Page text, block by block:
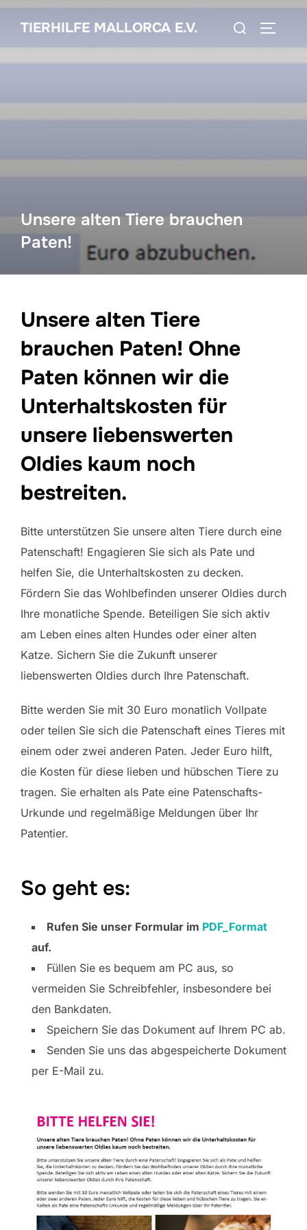
Inhalt
springen
TIERHILFE MALLORCA E.V.
Suchen
Unsere alten Tiere brauchen
Paten!
Unsere alten Tiere
brauchen Paten! Ohne
Paten können wir die
Unterhaltskosten für
unsere liebenswerten
Oldies kaum noch
bestreiten.
Bitte unterstützen Sie unsere alten Tiere durch eine
Patenschaft! Engagieren Sie sich als Pate und
helfen Sie, die Unterhaltskosten zu decken.
Fördern Sie das Wohlbefinden unserer Oldies durch
Ihre monatliche Spende. Beteiligen Sie sich aktiv
am Leben eines alten Hundes oder einer alten
Katze. Sichern Sie die Zukunft unserer
liebenswerten Oldies durch Ihre Patenschaft.
Bitte werden Sie mit 30 Euro monatlich Vollpate
oder teilen Sie sich die Patenschaft eines Tieres mit
einem oder zwei anderen Paten. Jeder Euro hilft,
die Kosten für diese lieben und hübschen Tiere zu
tragen. Sie erhalten als Pate eine Patenschafts-
Urkunde und regelmäßige Meldungen über Ihr
Patentier.
So geht es:
Rufen Sie unser Formular im PDF_Format
auf.
Füllen Sie es bequem am PC aus, so
vermeiden Sie Schreibfehler, insbesondere bei
den Bankdaten.
Speichern Sie das Dokument auf Ihrem PC ab.
Senden Sie uns das abgespeicherte Dokument
per E-Mail zu.